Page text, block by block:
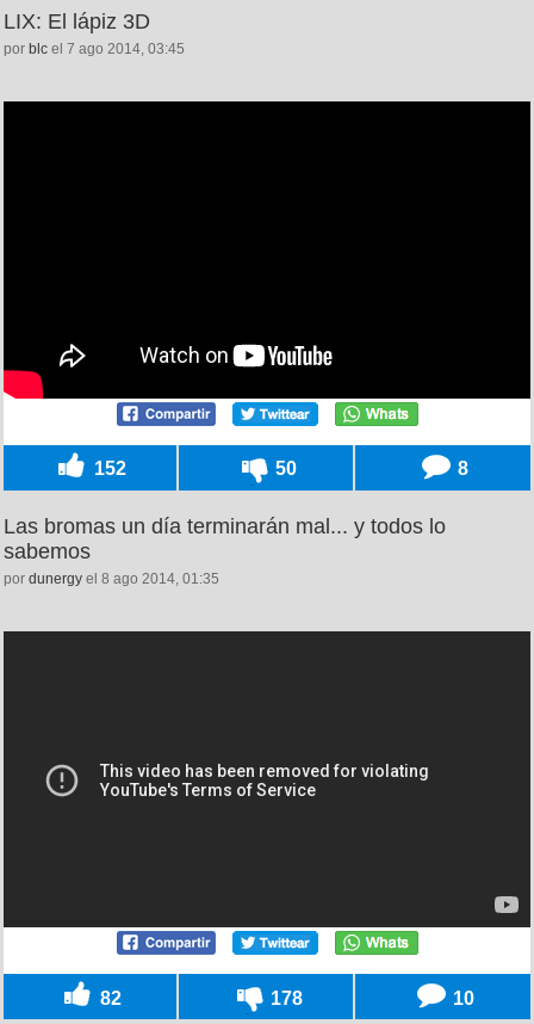
LIX: El lápiz 3D
por blc el 7 ago 2014, 03:45
152 50 8
Las bromas un día terminarán mal... y todos lo
sabemos
por dunergy el 8 ago 2014, 01:35
82 178 10